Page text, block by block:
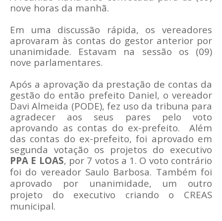
nove horas da manhã.
Em uma discussão rápida, os vereadores
aprovaram às contas do gestor anterior por
unanimidade. Estavam na sessão os (09)
nove parlamentares.
Após a aprovação da prestação de contas da
gestão do então prefeito Daniel, o vereador
Davi Almeida (PODE), fez uso da tribuna para
agradecer aos seus pares pelo voto
aprovando as contas do ex-prefeito.
Além
das contas do ex-prefeito, foi aprovado em
segunda votação os projetos do executivo
PPA E LOAS, por 7 votos a 1. O voto contrário
foi do vereador Saulo Barbosa. Também foi
aprovado por unanimidade, um outro
projeto do executivo criando o CREAS
municipal.